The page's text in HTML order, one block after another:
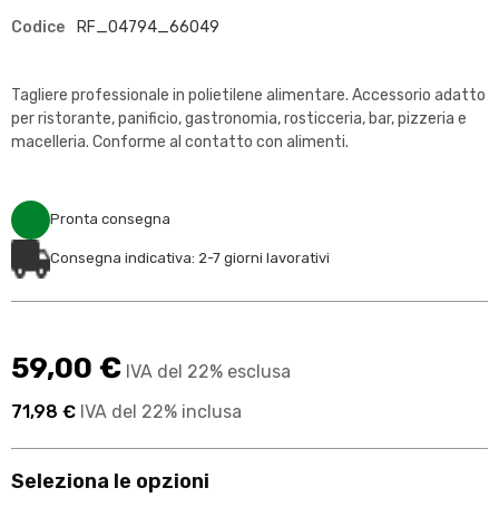
Codice RF_04794_66049
Tagliere professionale in polietilene alimentare. Accessorio adatto
per ristorante, panificio, gastronomia, rosticceria, bar, pizzeria e
macelleria. Conforme al contatto con alimenti.
Pronta consegna
Consegna indicativa: 2-7 giorni lavorativi
59,00 € IVA del 22% esclusa
71,98 € IVA del 22% inclusa
Seleziona le opzioni